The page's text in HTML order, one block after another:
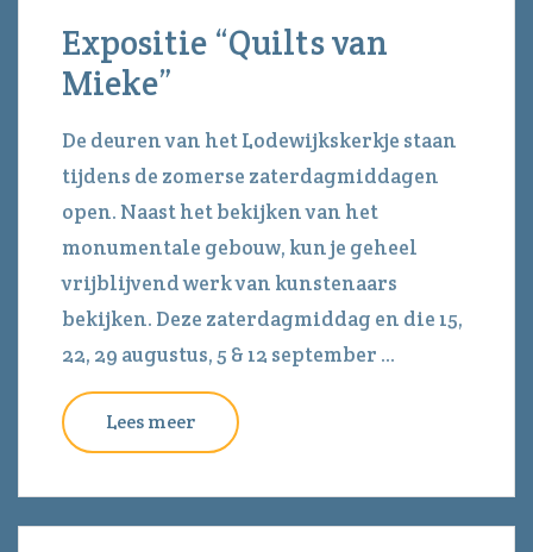
Expositie “Quilts van
Mieke”
De deuren van het Lodewijkskerkje staan
tijdens de zomerse zaterdagmiddagen
open. Naast het bekijken van het
monumentale gebouw, kun je geheel
vrijblijvend werk van kunstenaars
bekijken. Deze zaterdagmiddag en die 15,
22, 29 augustus, 5 & 12 september ...
Lees meer